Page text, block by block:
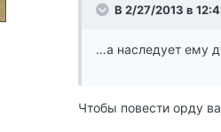
В 2/27/2013 в
…а наследует ему
Чтобы повести орду